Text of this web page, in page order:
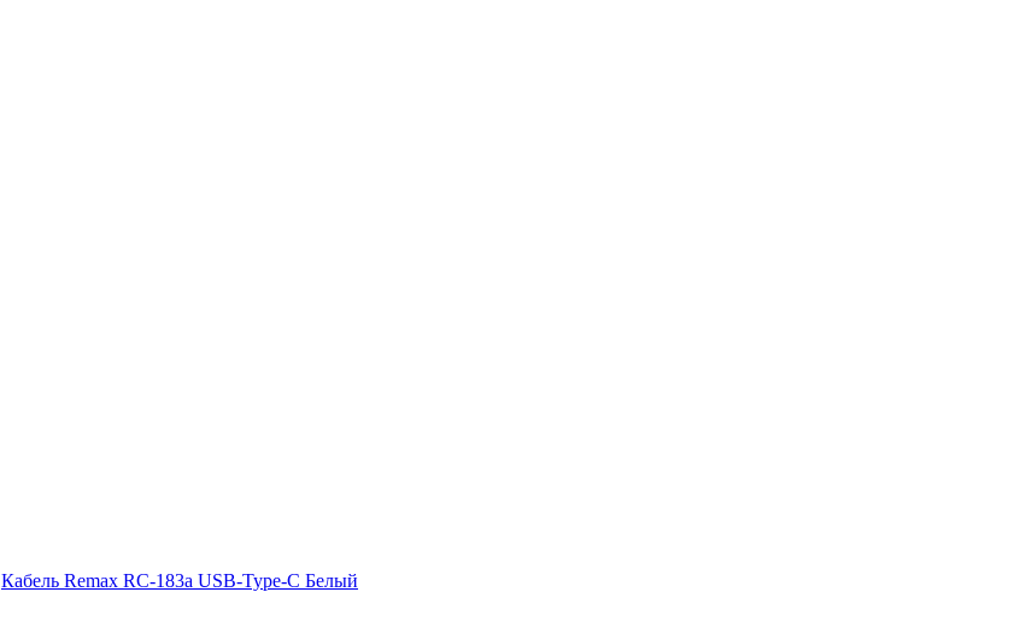
Кабель Remax RC-183a USB-Type-C Белый